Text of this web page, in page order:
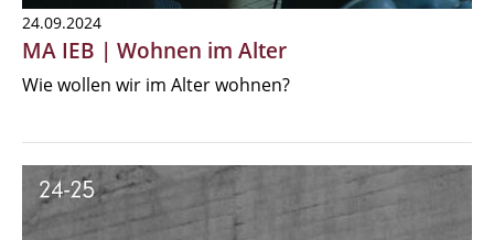
24.09.2024
MA IEB | Wohnen im Alter
Wie wollen wir im Alter wohnen?